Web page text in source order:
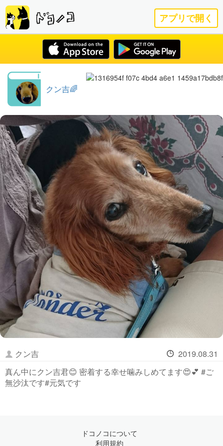
アプリで開く
クン吉🌈
クン吉
2019.08.31
真ん中にクン吉君😊 密着する幸せ噛みしめてます😍💕 #ご
無沙汰です#元気です
ドコノコについて
利用規約